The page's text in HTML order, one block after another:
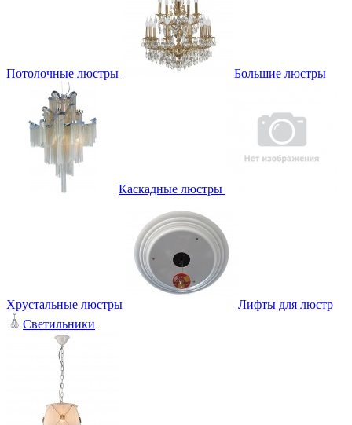
Потолочные люстры Большие люстры
Каскадные люстры
Хрустальные люстры
Лифты для люстр
Светильники